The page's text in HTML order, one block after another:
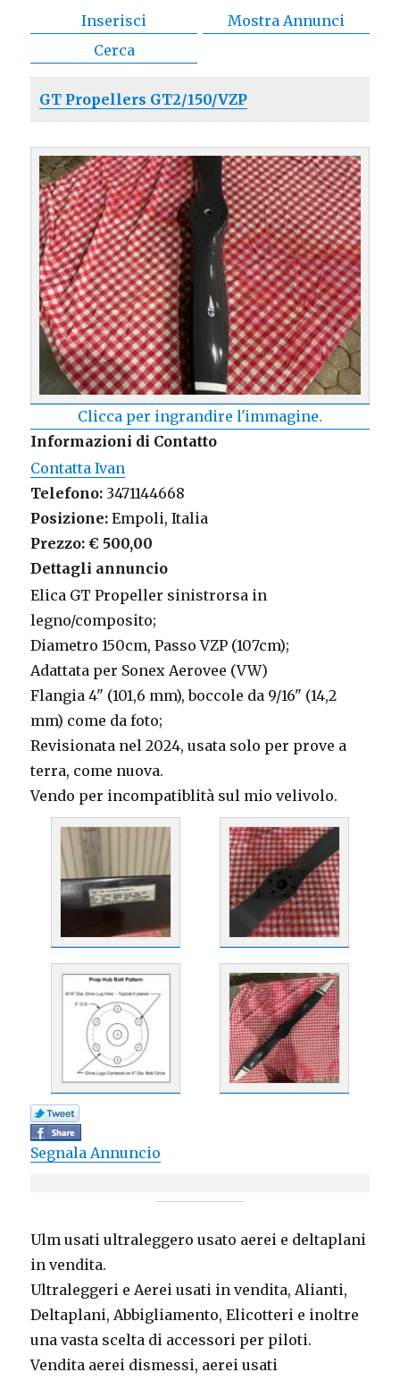
Inserisci
Mostra Annunci
Cerca
GT Propellers GT2/150/VZP
Clicca per ingrandire l'immagine.
Informazioni di Contatto
Contatta Ivan
Telefono: 3471144668
Posizione: Empoli, Italia
Prezzo: € 500,00
Dettagli annuncio
Elica GT Propeller sinistrorsa in
legno/composito;
Diametro 150cm, Passo VZP (107cm);
Adattata per Sonex Aerovee (VW)
Flangia 4" (101,6 mm), boccole da 9/16" (14,2
mm) come da foto;
Revisionata nel 2024, usata solo per prove a
terra, come nuova.
Vendo per incompatiblità sul mio velivolo.
Segnala Annuncio
Ulm usati ultraleggero usato aerei e deltaplani
in vendita.
Ultraleggeri e Aerei usati in vendita, Alianti,
Deltaplani, Abbigliamento, Elicotteri e inoltre
una vasta scelta di accessori per piloti.
Vendita aerei dismessi, aerei usati